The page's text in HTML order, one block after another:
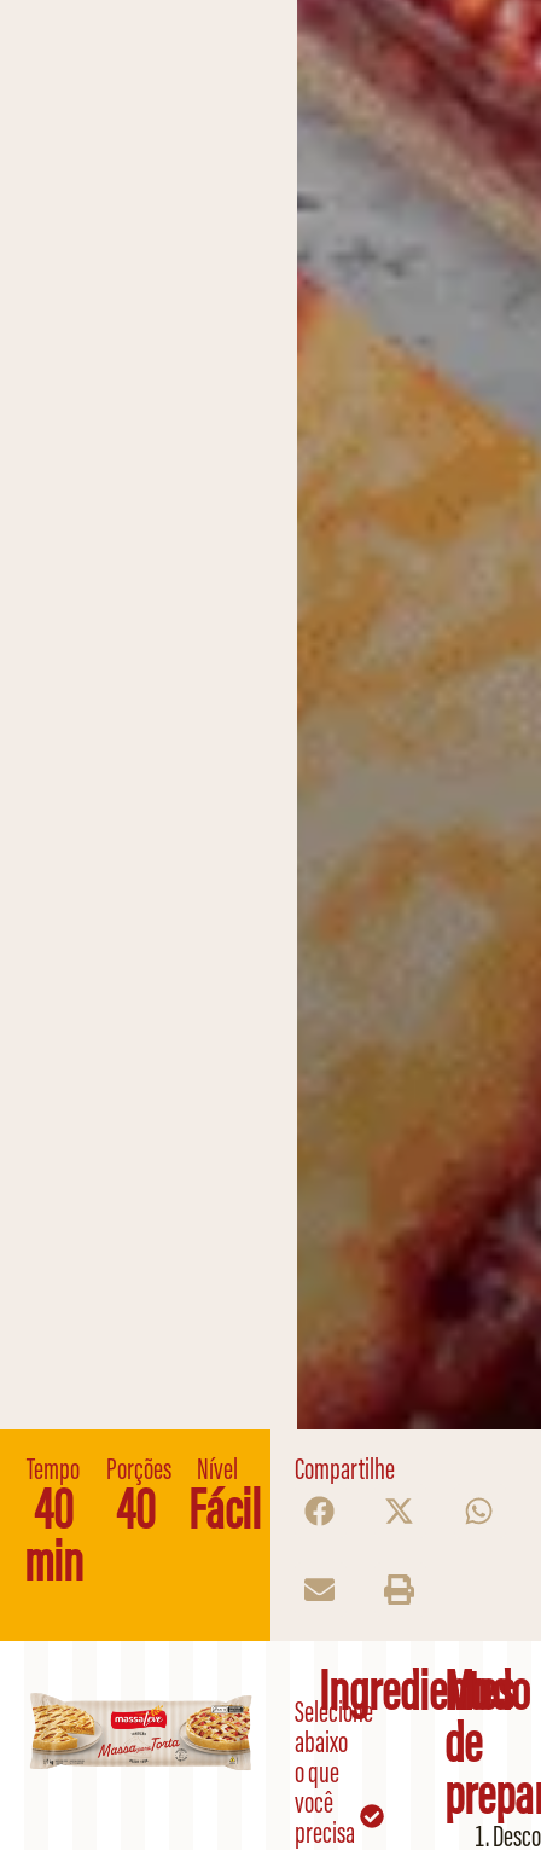
Compartilhe
Tempo
40
min
Porções
40
Nível
Fácil
Ingredientes
Selecione
abaixo
o que
você
precisa
Modo
de